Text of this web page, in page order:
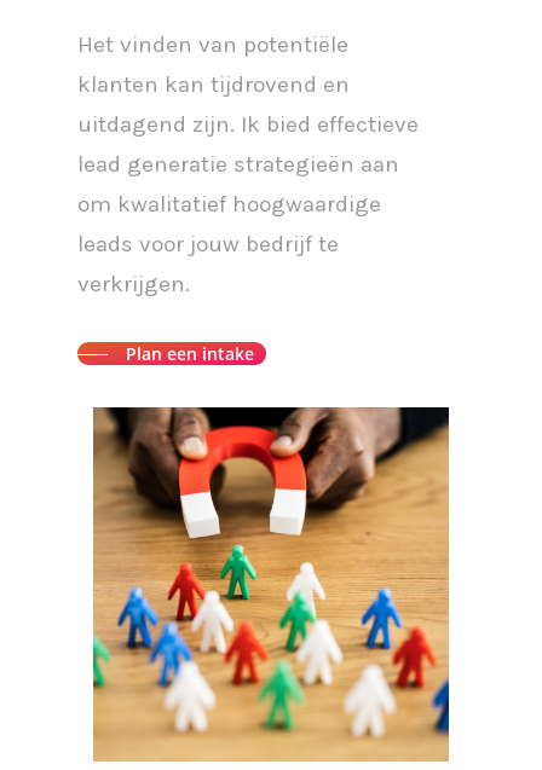
Het vinden van potentiële
klanten kan tijdrovend en
uitdagend zijn. Ik bied effectieve
lead generatie strategieën aan
om kwalitatief hoogwaardige
leads voor jouw bedrijf te
verkrijgen.
Plan een intake